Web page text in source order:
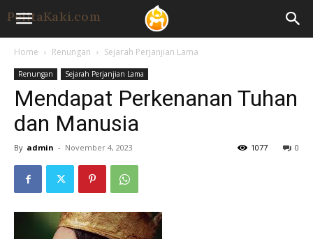
Home Renungan Sejarah Perjanjian Lama
Renungan Sejarah Perjanjian Lama
Mendapat Perkenanan Tuhan
dan Manusia
By admin - November 4, 2023 0
1077